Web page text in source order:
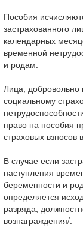
Пособия
застрахованного
календарных
временной
и родам.
Лица, добровольно
социальному
право на пособия
страховых
В случае если
наступления
беременности и
определяется
разряда,
вознаграждения/.